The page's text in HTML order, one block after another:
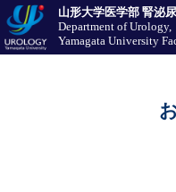
山形大学医学部 腎泌
Department of Urology,
Yamagata University